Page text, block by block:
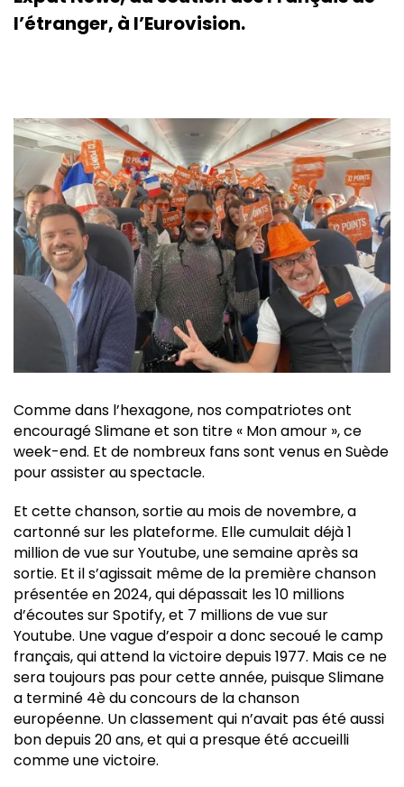
l’étranger, à l’Eurovision.
Comme dans l’hexagone, nos compatriotes ont
encouragé Slimane et son titre « Mon amour », ce
week-end. Et de nombreux fans sont venus en Suède
pour assister au spectacle.
Et cette chanson, sortie au mois de novembre, a
cartonné sur les plateforme. Elle cumulait déjà 1
million de vue sur Youtube, une semaine après sa
sortie. Et il s’agissait même de la première chanson
présentée en 2024, qui dépassait les 10 millions
d’écoutes sur Spotify, et 7 millions de vue sur
Youtube. Une vague d’espoir a donc secoué le camp
français, qui attend la victoire depuis 1977. Mais ce ne
sera toujours pas pour cette année, puisque Slimane
a terminé 4è du concours de la chanson
européenne. Un classement qui n’avait pas été aussi
bon depuis 20 ans, et qui a presque été accueilli
comme une victoire.